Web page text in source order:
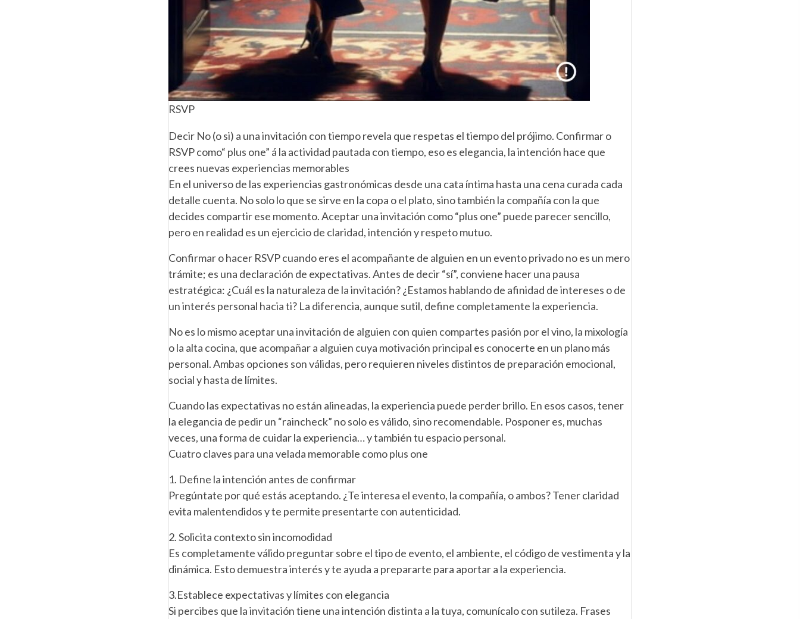
RSVP
Decir No (o si) a una invitación con tiempo revela que respetas el tiempo del prójimo. Confirmar o
RSVP como“ plus one” á la actividad pautada con tiempo, eso es elegancia, la intención hace que
crees nuevas experiencias memorables
En el universo de las experiencias gastronómicas desde una cata íntima hasta una cena curada cada
detalle cuenta. No solo lo que se sirve en la copa o el plato, sino también la compañía con la que
decides compartir ese momento. Aceptar una invitación como “plus one” puede parecer sencillo,
pero en realidad es un ejercicio de claridad, intención y respeto mutuo.
Confirmar o hacer RSVP cuando eres el acompañante de alguien en un evento privado no es un mero
trámite; es una declaración de expectativas. Antes de decir “sí”, conviene hacer una pausa
estratégica: ¿Cuál es la naturaleza de la invitación? ¿Estamos hablando de afinidad de intereses o de
un interés personal hacia ti? La diferencia, aunque sutil, define completamente la experiencia.
No es lo mismo aceptar una invitación de alguien con quien compartes pasión por el vino, la mixología
o la alta cocina, que acompañar a alguien cuya motivación principal es conocerte en un plano más
personal. Ambas opciones son válidas, pero requieren niveles distintos de preparación emocional,
social y hasta de límites.
Cuando las expectativas no están alineadas, la experiencia puede perder brillo. En esos casos, tener
la elegancia de pedir un “raincheck” no solo es válido, sino recomendable. Posponer es, muchas
veces, una forma de cuidar la experiencia… y también tu espacio personal.
Cuatro claves para una velada memorable como plus one
1. Define la intención antes de confirmar
Pregúntate por qué estás aceptando. ¿Te interesa el evento, la compañía, o ambos? Tener claridad
evita malentendidos y te permite presentarte con autenticidad.
2. Solicita contexto sin incomodidad
Es completamente válido preguntar sobre el tipo de evento, el ambiente, el código de vestimenta y la
dinámica. Esto demuestra interés y te ayuda a prepararte para aportar a la experiencia.
3.Establece expectativas y límites con elegancia
Si percibes que la invitación tiene una intención distinta a la tuya, comunícalo con sutileza. Frases